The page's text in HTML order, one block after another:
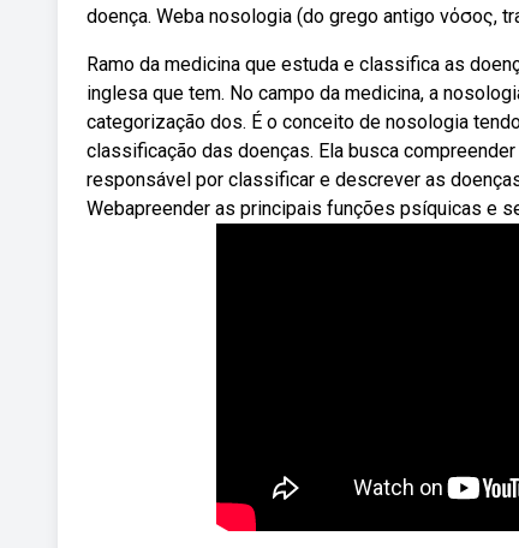
doença. Weba nosologia (do grego antigo νόσος,
Ramo da medicina que estuda e classifica as
inglesa que tem. No campo da medicina, a
categorização dos. É o conceito de nosologia
classificação das doenças. Ela busca
responsável por classificar e descrever as
Webapreender as principais funções psíquicas e